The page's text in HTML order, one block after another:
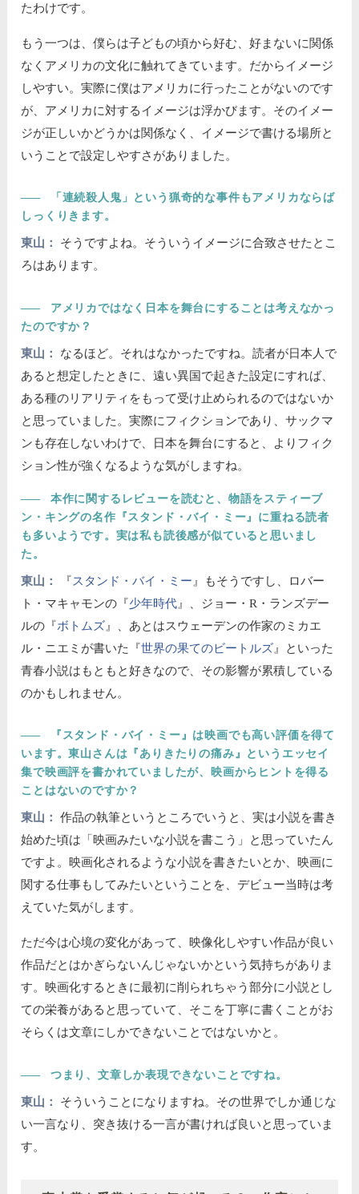
たわけです。
もう一つは、僕らは子どもの頃から好む、好まないに関係
なくアメリカの文化に触れてきています。だからイメージ
しやすい。実際に僕はアメリカに行ったことがないのです
が、アメリカに対するイメージは浮かびます。そのイメー
ジが正しいかどうかは関係なく、イメージで書ける場所と
いうことで設定しやすさがありました。
――
「連続殺人鬼」という猟奇的な事件もアメリカならば
しっくりきます。
東山：
そうですよね。そういうイメージに合致させたとこ
ろはあります。
――
アメリカではなく日本を舞台にすることは考えなかっ
たのですか？
東山：
なるほど。それはなかったですね。読者が日本人で
あると想定したときに、遠い異国で起きた設定にすれば、
ある種のリアリティをもって受け止められるのではないか
と思っていました。実際にフィクションであり、サックマ
ンも存在しないわけで、日本を舞台にすると、よりフィク
ション性が強くなるような気がしますね。
――
本作に関するレビューを読むと、物語をスティーブ
ン・キングの名作『スタンド・バイ・ミー』に重ねる読者
も多いようです。実は私も読後感が似ていると思いまし
た。
東山： 『スタンド・バイ・ミー 』もそうですし、ロバー
ト・マキャモンの『少年時代 』、ジョー・R・ランズデー
ルの『ボトムズ 』、あとはスウェーデンの作家のミカエ
ル・ニエミが書いた『世界の果てのビートルズ 』といった
青春小説はもともと好きなので、その影響が累積している
のかもしれません。
――
『スタンド・バイ・ミー』は映画でも高い評価を得て
います。東山さんは『ありきたりの痛み』というエッセイ
集で映画評を書かれていましたが、映画からヒントを得る
ことはないのですか？
東山：
作品の執筆というところでいうと、実は小説を書き
始めた頃は「映画みたいな小説を書こう」と思っていたん
ですよ。映画化されるような小説を書きたいとか、映画に
関する仕事もしてみたいということを、デビュー当時は考
えていた気がします。
ただ今は心境の変化があって、映像化しやすい作品が良い
作品だとはかぎらないんじゃないかという気持ちがありま
す。映画化するときに最初に削られちゃう部分に小説とし
ての栄養があると思っていて、そこを丁寧に書くことがお
そらくは文章にしかできないことではないかと。
―― つまり、文章しか表現できないことですね。
東山：
そういうことになりますね。その世界でしか通じな
い一言なり、突き抜ける一言が書ければ良いと思っていま
す。